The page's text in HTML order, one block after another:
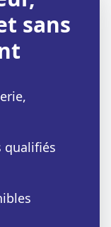
sans
qualifiés